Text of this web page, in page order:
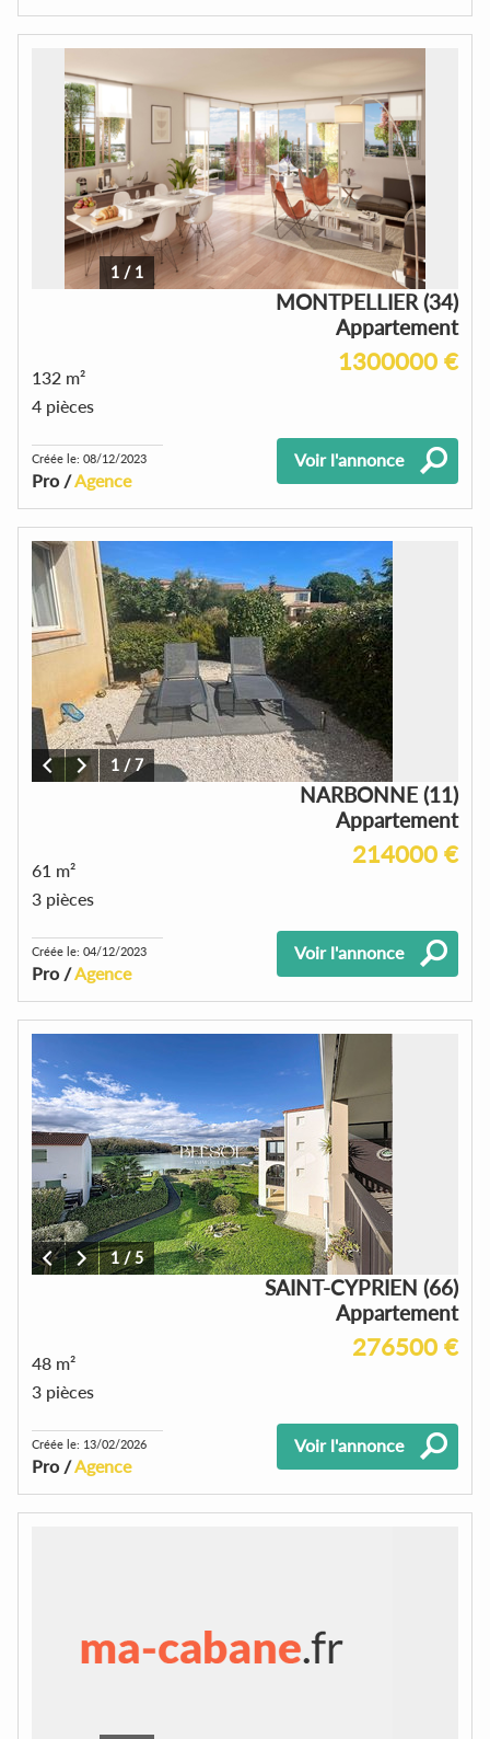
1 / 1
MONTPELLIER (34)
Appartement
1300000 €
132 m²
4 pièces
Créée le: 08/12/2023
Pro /Agence
Voir l'annonce
1/7
NARBONNE (11)
Appartement
214000 €
61 m²
3 pièces
Créée le: 04/12/2023
Pro /Agence
Voir l'annonce
1/5
SAINT-CYPRIEN (66)
Appartement
276500 €
48 m²
3 pièces
Créée le: 13/02/2026
Pro /Agence
Voir l'annonce